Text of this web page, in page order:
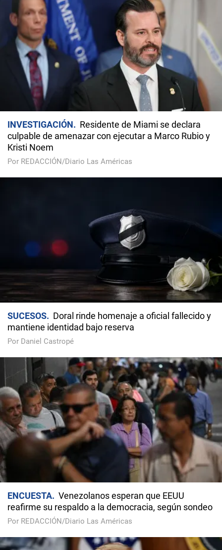
INVESTIGACIÓN
Residente de Miami se declara
culpable de amenazar con ejecutar a Marco Rubio y
Kristi Noem
Por REDACCIÓN/Diario Las Américas
SUCESOS
Doral rinde homenaje a oficial fallecido y
mantiene identidad bajo reserva
Por Daniel Castropé
ENCUESTA
Venezolanos esperan que EEUU
reafirme su respaldo a la democracia, según sondeo
Por REDACCIÓN/Diario Las Américas